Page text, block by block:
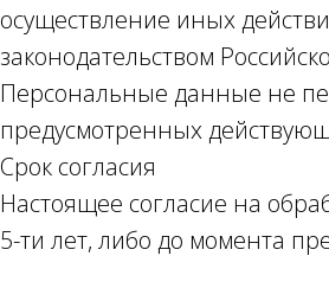
осуществление иных
законодательством
Персональные данные не
предусмотренных
Срок согласия
Настоящее согласие на
5-ти лет, либо до момента